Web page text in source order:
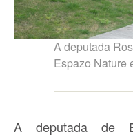
A deputada
Espazo Nature
A deputada de